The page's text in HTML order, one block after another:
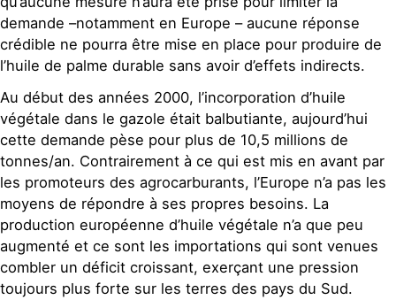
demande –notamment en Europe – aucune réponse
crédible ne pourra être mise en place pour produire de
l’huile de palme durable sans avoir d’effets indirects.
Au début des années 2000, l’incorporation d’huile
végétale dans le gazole était balbutiante, aujourd’hui
cette demande pèse pour plus de 10,5 millions de
tonnes/an. Contrairement à ce qui est mis en avant par
les promoteurs des agrocarburants, l’Europe n’a pas les
moyens de répondre à ses propres besoins. La
production européenne d’huile végétale n’a que peu
augmenté et ce sont les importations qui sont venues
combler un déficit croissant, exerçant une pression
toujours plus forte sur les terres des pays du Sud.